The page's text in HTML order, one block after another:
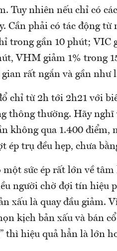
Tuy nhiên nếu chỉ có
Cần phải có tác động
trong gần 10 phút;
VHM giảm 1% trong
rất ngắn và gần như
chỉ từ 2h tới 2h21 với
thông thường. Hãy nghĩ
không qua 1.400 điểm,
ép trụ đều hẹp, chưa
một sức ép rất lớn về
người chờ đợi tín hiệu
xấu là quay đầu giảm.
kịch bản xấu và bán
thì hiệu quả hẳn là lớn